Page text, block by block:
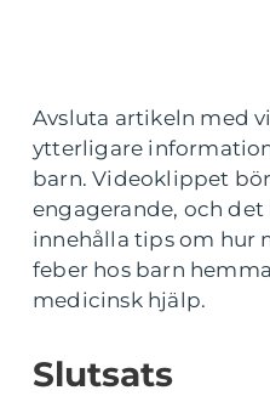
Avsluta artikeln med
ytterligare
barn. Videoklippet
engagerande, och det
innehålla tips om hur
feber hos barn
medicinsk hjälp.
Slutsats